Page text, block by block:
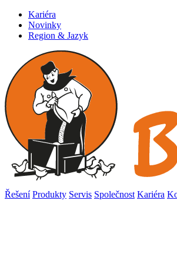
Kariéra
Novinky
Region & Jazyk
Řešení Produkty Servis Společnost Kariéra